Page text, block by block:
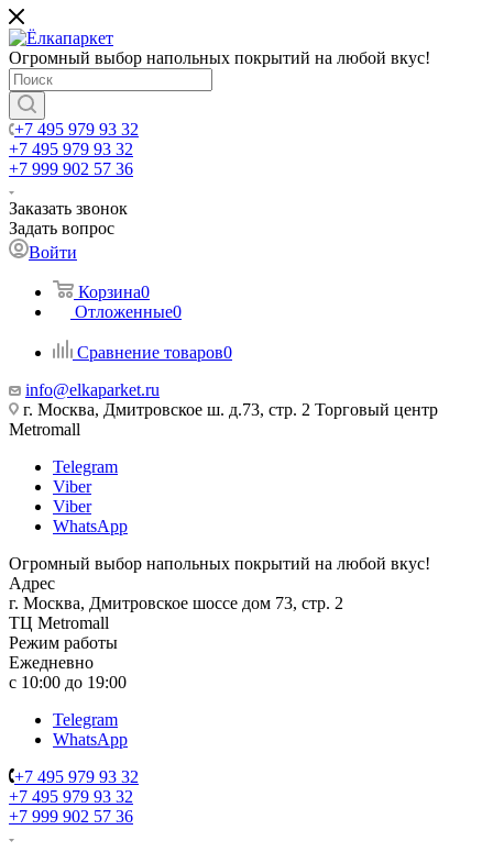
Огромный выбор напольных покрытий на любой вкус!
+7 495 979 93 32
+7 495 979 93 32
+7 999 902 57 36
Заказать звонок
Задать вопрос
Войти
Корзина0
Отложенные0
Сравнение товаров0
info@elkaparket.ru
г. Москва, Дмитровское ш. д.73, стр. 2 Торговый центр
Metromall
Telegram
Viber
Viber
WhatsApp
Огромный выбор напольных покрытий на любой вкус!
Адрес
г. Москва, Дмитровское шоссе дом 73, стр. 2
ТЦ Metromall
Режим работы
Ежедневно
с 10:00 до 19:00
Telegram
WhatsApp
+7 495 979 93 32
+7 495 979 93 32
+7 999 902 57 36